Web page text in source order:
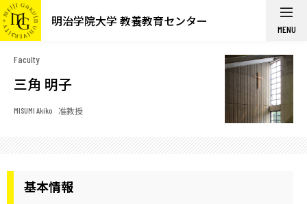
明治学院大学 教養教育センター MENU
Faculty
三角 明子
MISUMI Akiko 准教授
基本情報